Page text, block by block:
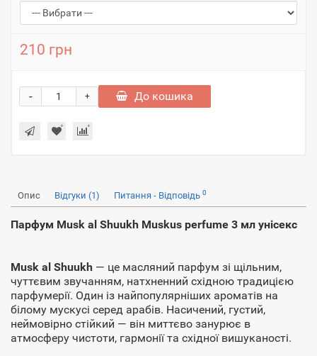
210 грн
+
- До кошика
Опис Відгуки (1) Питання - Відповідь 0
Парфум Musk al Shuukh Muskus perfume 3 мл унісекс
Musk al Shuukh — це масляний парфум зі щільним,
чуттєвим звучанням, натхненний східною традицією
парфумерії. Один із найпопулярніших ароматів на
білому мускусі серед арабів. Насичений, густий,
неймовірно стійкий — він миттєво занурює в
атмосферу чистоти, гармонії та східної вишуканості.